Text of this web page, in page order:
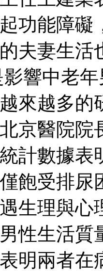
功能障
夫妻生
響中老
來越多的
京醫院院
計數據表
飽受排尿
生理與
性生活
明兩者